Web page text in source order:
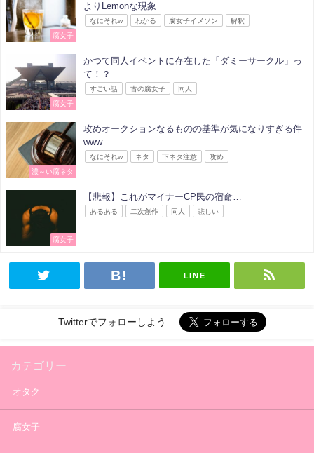
腐女子
よりLemonな現象
なにそれw わかる 腐女子イメソン 解釈
腐女子
かつて同人イベントに存在した「ダミーサークル」っ
て！？
すごい話 古の腐女子 同人
濃～い腐ネタ
攻めオークションなるものの基準が気になりすぎる件
www
なにそれw ネタ 下ネタ注意 攻め
腐女子
【悲報】これがマイナーCP民の宿命…
あるある 二次創作 同人 悲しい
LINE
Twitterでフォローしよう
カテゴリー
オタク
腐女子